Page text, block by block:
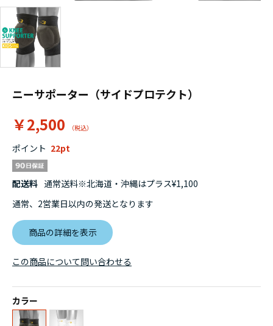
ニーサポーター（サイドプロテクト）
￥2,500
ポイント 22
配送料 通常送料※北海道・沖縄はプラス¥1,100
通常、2営業日以内の発送となります
商品の詳細を表示
カラー
この商品について問い合わせる